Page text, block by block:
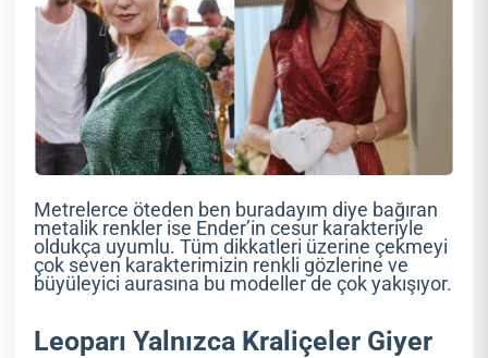
Metrelerce öteden ben buradayım diye bağıran
metalik renkler ise Ender’in cesur karakteriyle
oldukça uyumlu. Tüm dikkatleri üzerine çekmeyi
çok seven karakterimizin renkli gözlerine ve
büyüleyici aurasına bu modeller de çok yakışıyor.
Leoparı Yalnızca Kraliçeler Giyer